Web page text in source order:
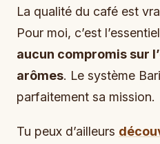
La qualité du café est
Pour moi, c’est
aucun compromis sur
arômes. Le système
parfaitement sa mission.
Tu peux d’ailleurs